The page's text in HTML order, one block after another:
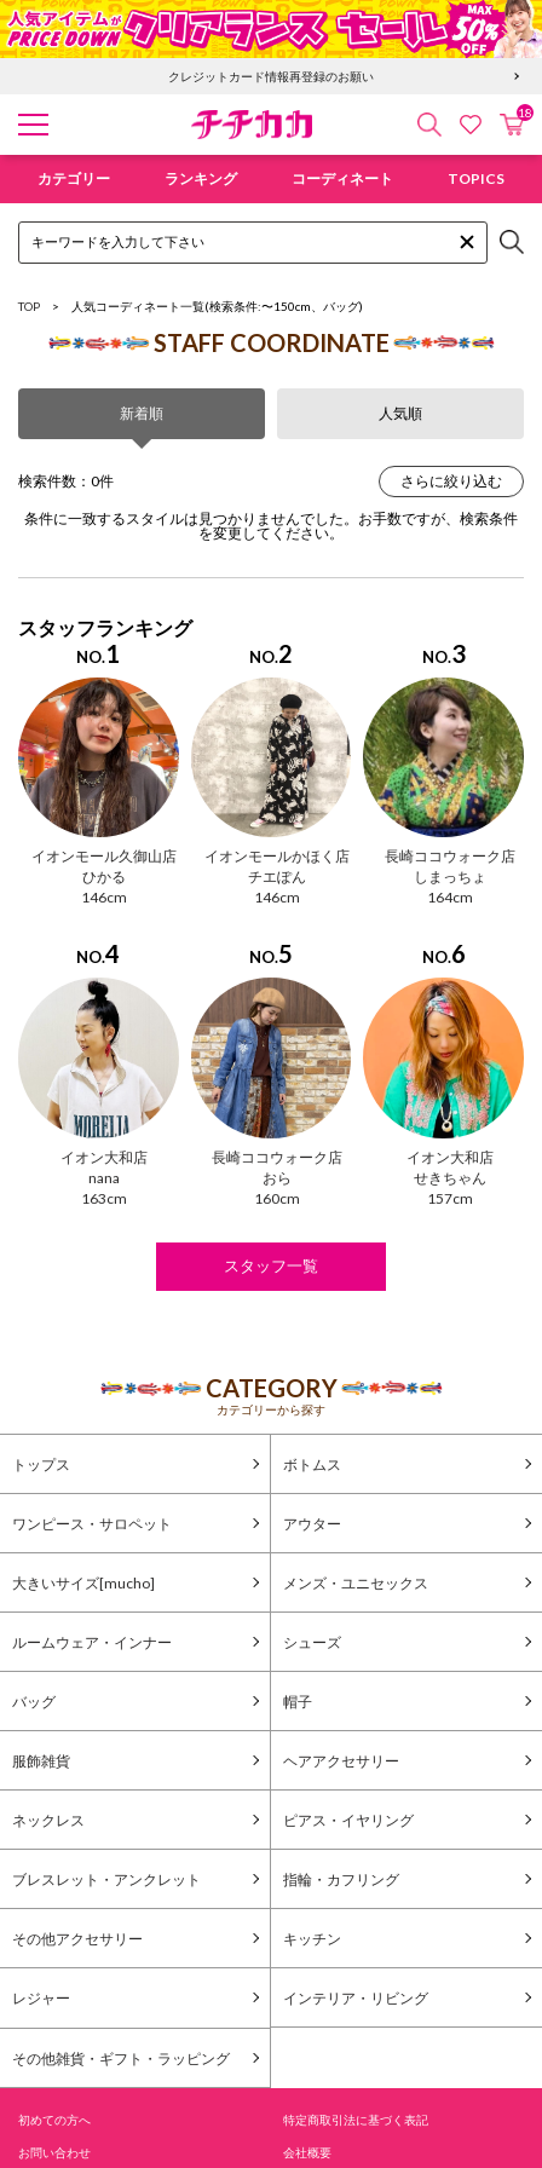
クレジットカード情報再登録のお願い
検索 お気にカ
18
カテゴリー ランキング コーディネート TOPICS
TOP 人気コーディネート一覧(検索条件:〜150cm、バッグ)
STAFF COORDINATE
新着順 人気順
検索件数：0件 さらに絞り込む
条件に一致するスタイルは見つかりませんでした。お手数ですが、検索条件
を変更してください。
スタッフランキング
NO.1
イオンモール久御山店
ひかる
146cm
NO.2
イオンモールかほく店
チエぽん
146cm
NO.3
長崎ココウォーク店
しまっちょ
164cm
NO.4
イオン大和店
nana
163cm
NO.5
長崎ココウォーク店
おら
160cm
NO.6
イオン大和店
せきちゃん
157cm
スタッフ一覧
CATEGORY
カテゴリーから探す
トップス ボトムス
ワンピース・サロペット アウター
大きいサイズ[mucho] メンズ・ユニセックス
ルームウェア・インナー シューズ
バッグ 帽子
服飾雑貨 ヘアアクセサリー
ネックレス ピアス・イヤリング
ブレスレット・アンクレット 指輪・カフリング
その他アクセサリー キッチン
レジャー インテリア・リビング
その他雑貨・ギフト・ラッピング
初めての方へ 特定商取引法に基づく表記
お問い合わせ 会社概要